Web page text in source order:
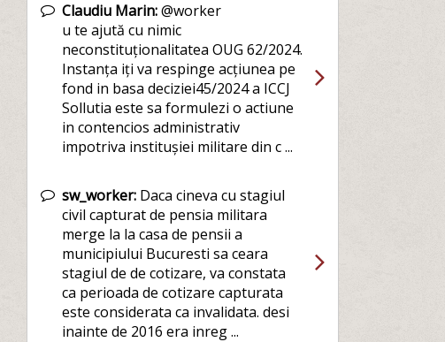
Claudiu Marin:@worker
u te ajută cu nimic
neconstituționalitatea OUG 62/2024.
Instanța iți va respinge acțiunea pe
fond in basa deciziei45/2024 a ICCJ
Sollutia este sa formulezi o actiune
in contencios administrativ
impotriva institușiei militare din c ...
sw_worker:Daca cineva cu stagiul
civil capturat de pensia militara
merge la la casa de pensii a
municipiului Bucuresti sa ceara
stagiul de de cotizare, va constata
ca perioada de cotizare capturata
este considerata ca invalidata. desi
inainte de 2016 era inreg ...